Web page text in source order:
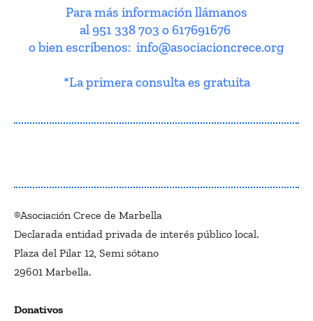
Para más información llámanos
al 951 338 703 o 617691676
o bien escríbenos: info@asociacioncrece.org
*La primera consulta es gratuita
®Asociación Crece de Marbella
Declarada entidad privada de interés público local.
Plaza del Pilar 12, Semi sótano
29601 Marbella.
Donativos